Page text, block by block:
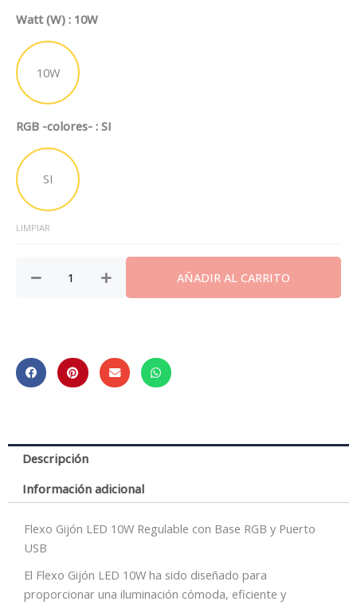
Watt (W) : 10W
10W
RGB -colores- : SI
SI
LIMPIAR
Base
RGB
Cargador
USB
cantidad
AÑADIR AL CARRITO
Descripción
Información adicional
Flexo Gijón LED 10W Regulable con Base RGB y Puerto
USB
El Flexo Gijón LED 10W ha sido diseñado para
proporcionar una iluminación cómoda, eficiente y